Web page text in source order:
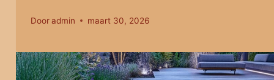
Door admin maart 30, 2026